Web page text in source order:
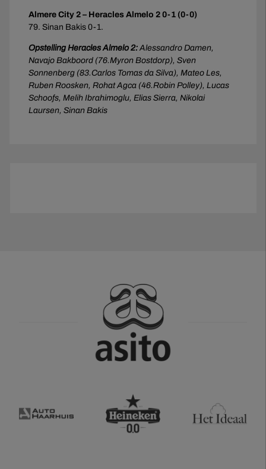
Almere City 2 – Heracles Almelo 2 0-1 (0-0)
79. Sinan Bakis 0-1.
Opstelling Heracles Almelo 2: Alessandro Damen,
Navajo Bakboord (76.Myron Bostdorp), Sven
Sonnenberg (83.Carlos Tomas da Silva), Mateo Les,
Ruben Roosken, Rohat Agca (46.Robin Polley), Lucas
Schoofs, Melih Ibrahimoglu, Elias Sierra, Nikolai
Laursen, Sinan Bakis